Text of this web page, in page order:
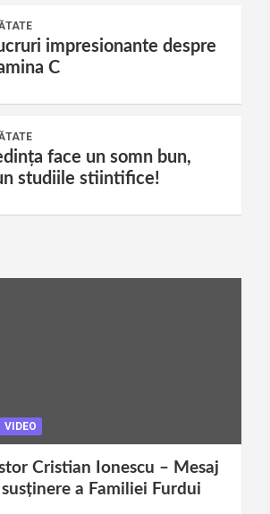
impresionante despre
C
face un somn bun,
studiile stiintifice!
VIDEO
Cristian Ionescu – Mesaj
a Familiei Furdui